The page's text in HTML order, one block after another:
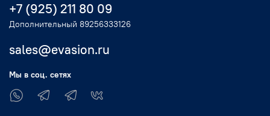
+7 (925) 211 80 09
Дополнительный 89256333126
sales@evasion.ru
Мы в соц. сетях